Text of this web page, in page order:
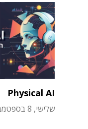
Physical AI
שלישי, 8 בספטמבר 2026